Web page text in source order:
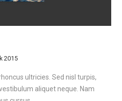
2015
ultricies. Sed nisl turpis,
aliquet neque. Nam